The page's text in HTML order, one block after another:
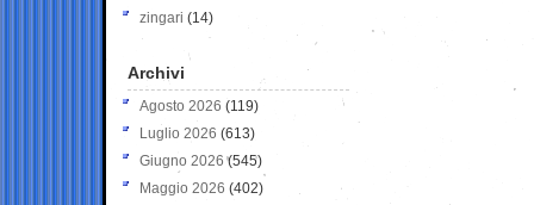
zingari (14)
Archivi
Agosto 2026 (119)
Luglio 2026 (613)
Giugno 2026 (545)
Maggio 2026 (402)